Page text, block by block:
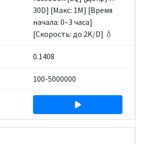
30D] [Макс: 1M] [Время
начала: 0–3 часа]
[Скорость: до 2K/D] 💧
0.1408
100-5000000